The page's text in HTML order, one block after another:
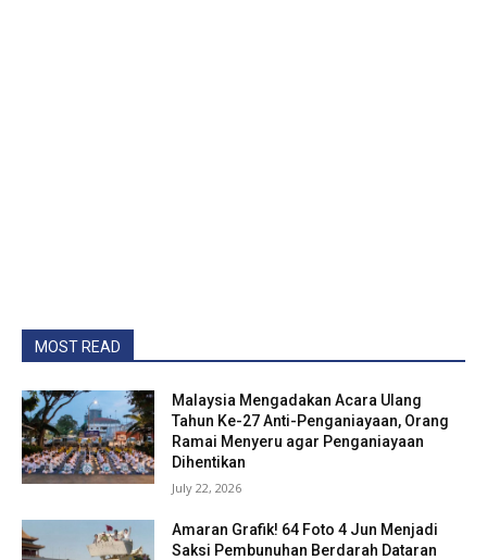
MOST READ
Malaysia Mengadakan Acara Ulang
Tahun Ke-27 Anti-Penganiayaan, Orang
Ramai Menyeru agar Penganiayaan
Dihentikan
July 22, 2026
Amaran Grafik! 64 Foto 4 Jun Menjadi
Saksi Pembunuhan Berdarah Dataran